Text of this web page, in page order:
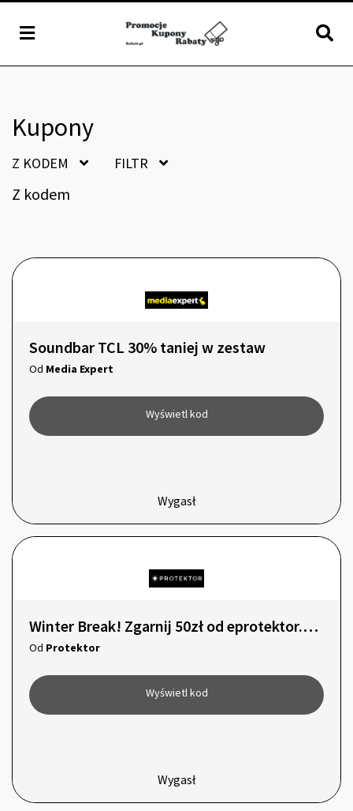
Kupony
Z KODEM FILTR
Z kodem
Soundbar TCL 30% taniej w zestaw
Od Media Expert
Wyświetl kod
Wygasł
Winter Break! Zgarnij 50zł od eprotektor.com
Od Protektor
Wyświetl kod
Wygasł